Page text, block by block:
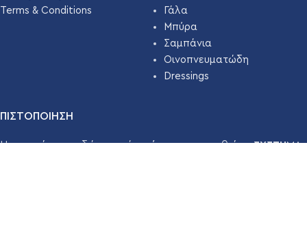
Terms & Conditions
Γάλα
Μπύρα
Σαμπάνια
Οινοπνευματώδη
Dressings
ΠΙΣΤΟΠΟΙΗΣΗ
Η εταιρεία μας εδώ και χρόνια έχει πιστοποιηθεί μεΣΥΣΤΗΜΑ